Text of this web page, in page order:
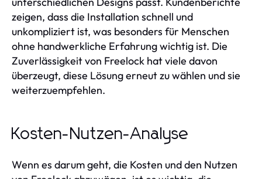
zeigen, dass die Installation schnell und
unkompliziert ist, was besonders für Menschen
ohne handwerkliche Erfahrung wichtig ist. Die
Zuverlässigkeit von Freelock hat viele davon
überzeugt, diese Lösung erneut zu wählen und sie
weiterzuempfehlen.
Kosten-Nutzen-Analyse
Wenn es darum geht, die Kosten und den Nutzen